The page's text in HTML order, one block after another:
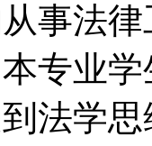
从事法
专业
法学